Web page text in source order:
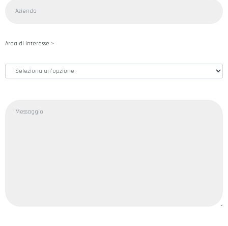
Area di interesse >